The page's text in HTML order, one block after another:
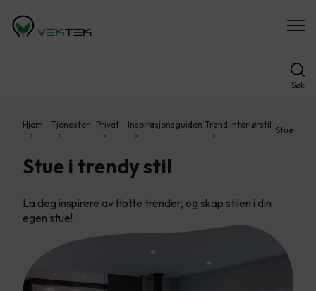
Søk
Hjem Tjenester Privat Inspirasjonsguiden Trend interiørstil
Stue
Stue i trendy stil
La deg inspirere av flotte trender, og skap stilen i din
egen stue!